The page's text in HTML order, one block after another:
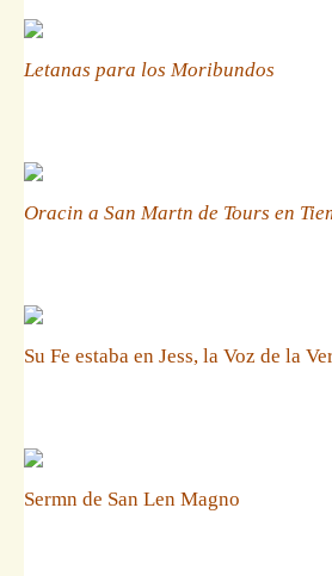
Letanas para los Moribundos
Oracin a San Martn de Tours en
Su Fe estaba en Jess, la Voz de la
Sermn de San Len Magno